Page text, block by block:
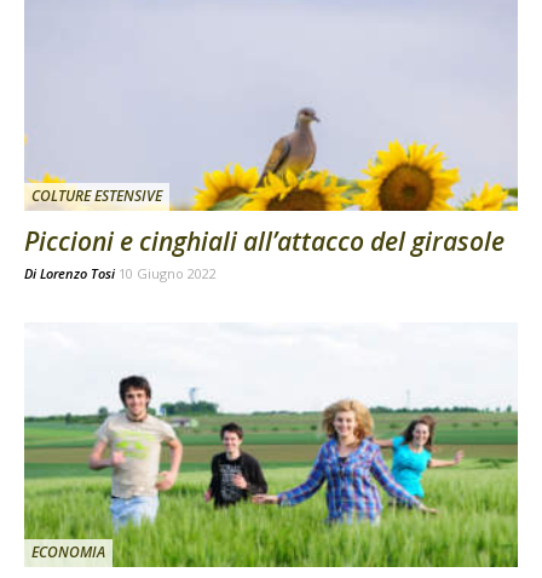
COLTURE ESTENSIVE
Piccioni e cinghiali all’attacco del girasole
Di Lorenzo Tosi 10 Giugno 2022
ECONOMIA